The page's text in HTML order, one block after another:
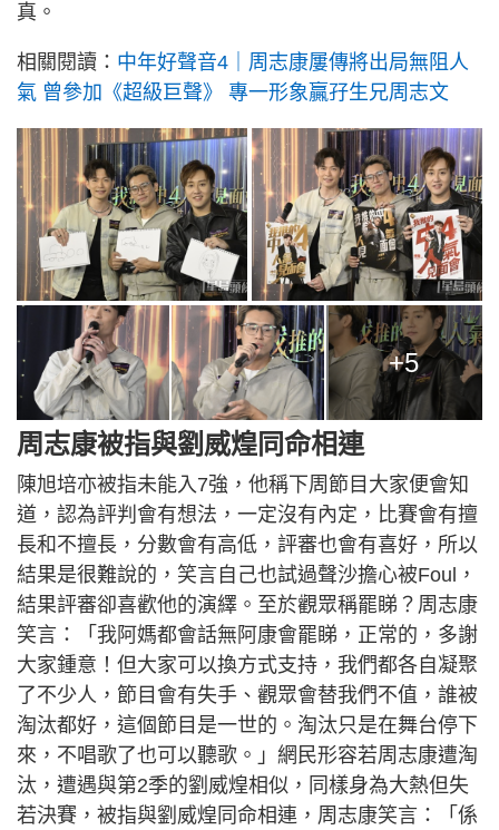
真。
相關閱讀： 中年好聲音4｜周志康屢傳將出局無阻人
氣 曾參加《超級巨聲》 專一形象贏孖生兄周志文
+5
周志康被指與劉威煌同命相連
陳旭培亦被指未能入7強，他稱下周節目大家便會知
道，認為評判會有想法，一定沒有內定，比賽會有擅
長和不擅長，分數會有高低，評審也會有喜好，所以
結果是很難說的，笑言自己也試過聲沙擔心被Foul，
結果評審卻喜歡他的演繹。至於觀眾稱罷睇？周志康
笑言：「我阿媽都會話無阿康會罷睇，正常的，多謝
大家鍾意！但大家可以換方式支持，我們都各自凝聚
了不少人，節目會有失手、觀眾會替我們不值，誰被
淘汰都好，這個節目是一世的。淘汰只是在舞台停下
來，不唱歌了也可以聽歌。」網民形容若周志康遭淘
汰，遭遇與第2季的劉威煌相似，同樣身為大熱但失
若決賽，被指與劉威煌同命相連，周志康笑言：「係